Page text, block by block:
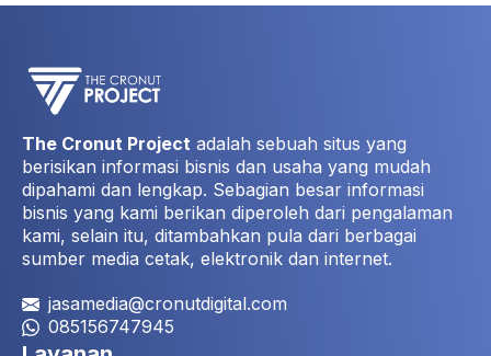
The Cronut Project adalah sebuah situs yang
berisikan informasi bisnis dan usaha yang mudah
dipahami dan lengkap. Sebagian besar informasi
bisnis yang kami berikan diperoleh dari pengalaman
kami, selain itu, ditambahkan pula dari berbagai
sumber media cetak, elektronik dan internet.
jasamedia@cronutdigital.com
085156747945